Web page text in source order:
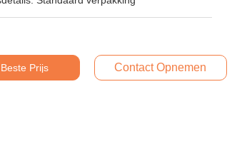
Prijs Contact Opnemen